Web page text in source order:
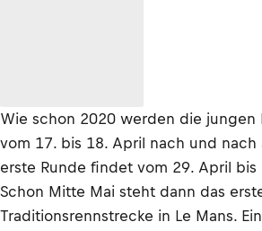
Wie schon 2020 werden die jungen
vom 17. bis 18. April nach und
erste Runde findet vom 29. April
Schon Mitte Mai steht dann das
Traditionsrennstrecke in Le Mans.